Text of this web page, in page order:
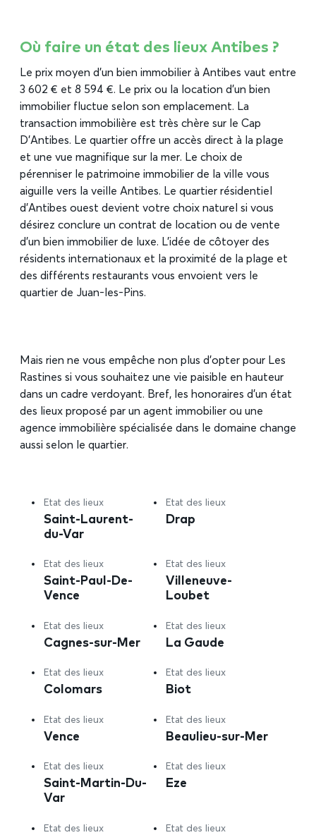
Où faire un état des lieux Antibes ?
Le prix moyen d’un bien immobilier à Antibes vaut entre
3 602 € et 8 594 €. Le prix ou la location d’un bien
immobilier fluctue selon son emplacement. La
transaction immobilière est très chère sur le Cap
D’Antibes. Le quartier offre un accès direct à la plage
et une vue magnifique sur la mer. Le choix de
pérenniser le patrimoine immobilier de la ville vous
aiguille vers la veille Antibes. Le quartier résidentiel
d’Antibes ouest devient votre choix naturel si vous
désirez conclure un contrat de location ou de vente
d’un bien immobilier de luxe. L’idée de côtoyer des
résidents internationaux et la proximité de la plage et
des différents restaurants vous envoient vers le
quartier de Juan-les-Pins.
Mais rien ne vous empêche non plus d’opter pour Les
Rastines si vous souhaitez une vie paisible en hauteur
dans un cadre verdoyant. Bref, les honoraires d’un état
des lieux proposé par un agent immobilier ou une
agence immobilière spécialisée dans le domaine change
aussi selon le quartier.
Etat des lieux
Saint-Laurent-
du-Var
Etat des lieux
Drap
Etat des lieux
Saint-Paul-De-
Vence
Etat des lieux
Villeneuve-
Loubet
Etat des lieux
Cagnes-sur-Mer
Etat des lieux
La Gaude
Etat des lieux
Colomars
Etat des lieux
Biot
Etat des lieux
Vence
Etat des lieux
Beaulieu-sur-Mer
Etat des lieux
Saint-Martin-Du-
Var
Etat des lieux
Eze
Etat des lieux Etat des lieux